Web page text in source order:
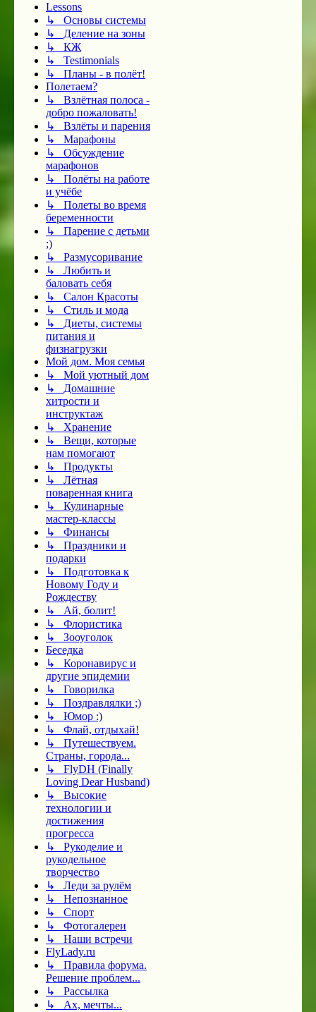
Lessons
↳ Основы системы
↳ Деление на зоны
↳ КЖ
↳ Testimonials
↳ Планы - в полёт!
Полетаем?
↳ Взлётная полоса -
добро пожаловать!
↳ Взлёты и парения
↳ Марафоны
↳ Обсуждение
марафонов
↳ Полёты на работе
и учёбе
↳ Полеты во время
беременности
↳ Парение с детьми
;)
↳ Размусоривание
↳ Любить и
баловать себя
↳ Салон Красоты
↳ Стиль и мода
↳ Диеты, системы
питания и
физнагрузки
Мой дом. Моя семья
↳ Мой уютный дом
↳ Домашние
хитрости и
инструктаж
↳ Хранение
↳ Вещи, которые
нам помогают
↳ Продукты
↳ Лётная
поваренная книга
↳ Кулинарные
мастер-классы
↳ Финансы
↳ Праздники и
подарки
↳ Подготовка к
Новому Году и
Рождеству
↳ Ай, болит!
↳ Флористика
↳ Зооуголок
Беседка
↳ Коронавирус и
другие эпидемии
↳ Говорилка
↳ Поздравлялки ;)
↳ Юмор :)
↳ Флай, отдыхай!
↳ Путешествуем.
Страны, города...
↳ FlyDH (Finally
Loving Dear Husband)
↳ Высокие
технологии и
достижения
прогресса
↳ Рукоделие и
рукодельное
творчество
↳ Леди за рулём
↳ Непознанное
↳ Спорт
↳ Фотогалереи
↳ Наши встречи
FlyLady.ru
↳ Правила форума.
Решение проблем...
↳ Рассылка
↳ Ах, мечты...